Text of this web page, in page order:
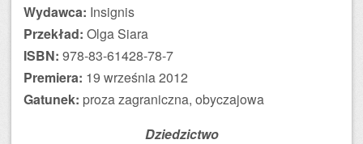
Wydawca: Insignis
Przekład: Olga Siara
ISBN: 978-83-61428-78-7
Premiera: 19 września 2012
Gatunek: proza zagraniczna, obyczajowa
Dziedzictwo